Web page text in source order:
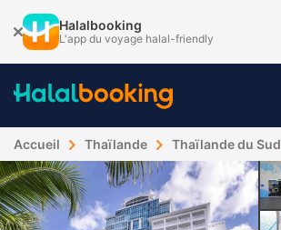
Halalbooking
L'app du voyage halal-friendly
Accueil Thaïlande Thaïlande du Sud